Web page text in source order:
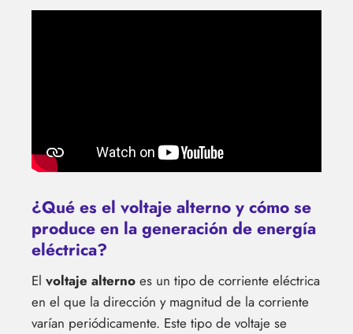
¿Qué es el voltaje alterno y cómo se
produce en la generación de energía
eléctrica?
El voltaje alterno es un tipo de corriente eléctrica
en el que la dirección y magnitud de la corriente
varían periódicamente. Este tipo de voltaje se